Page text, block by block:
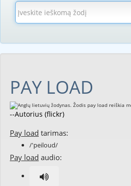
PAY LOAD
--Autorius (flickr)
Pay load tarimas:
/'peiloud/
Pay load audio: